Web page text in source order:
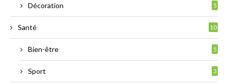
Décoration 5
Santé 10
Bien-être 5
Sport 3